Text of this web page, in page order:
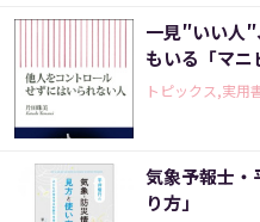
一見″いい人
もいる「マニ
トピックス,実用
気象予報士・
り方」